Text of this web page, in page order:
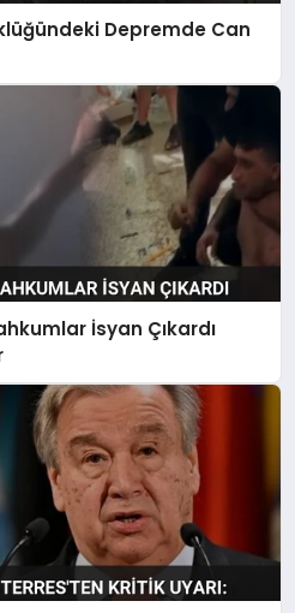
Depremde Can
İsyan Çıkardı